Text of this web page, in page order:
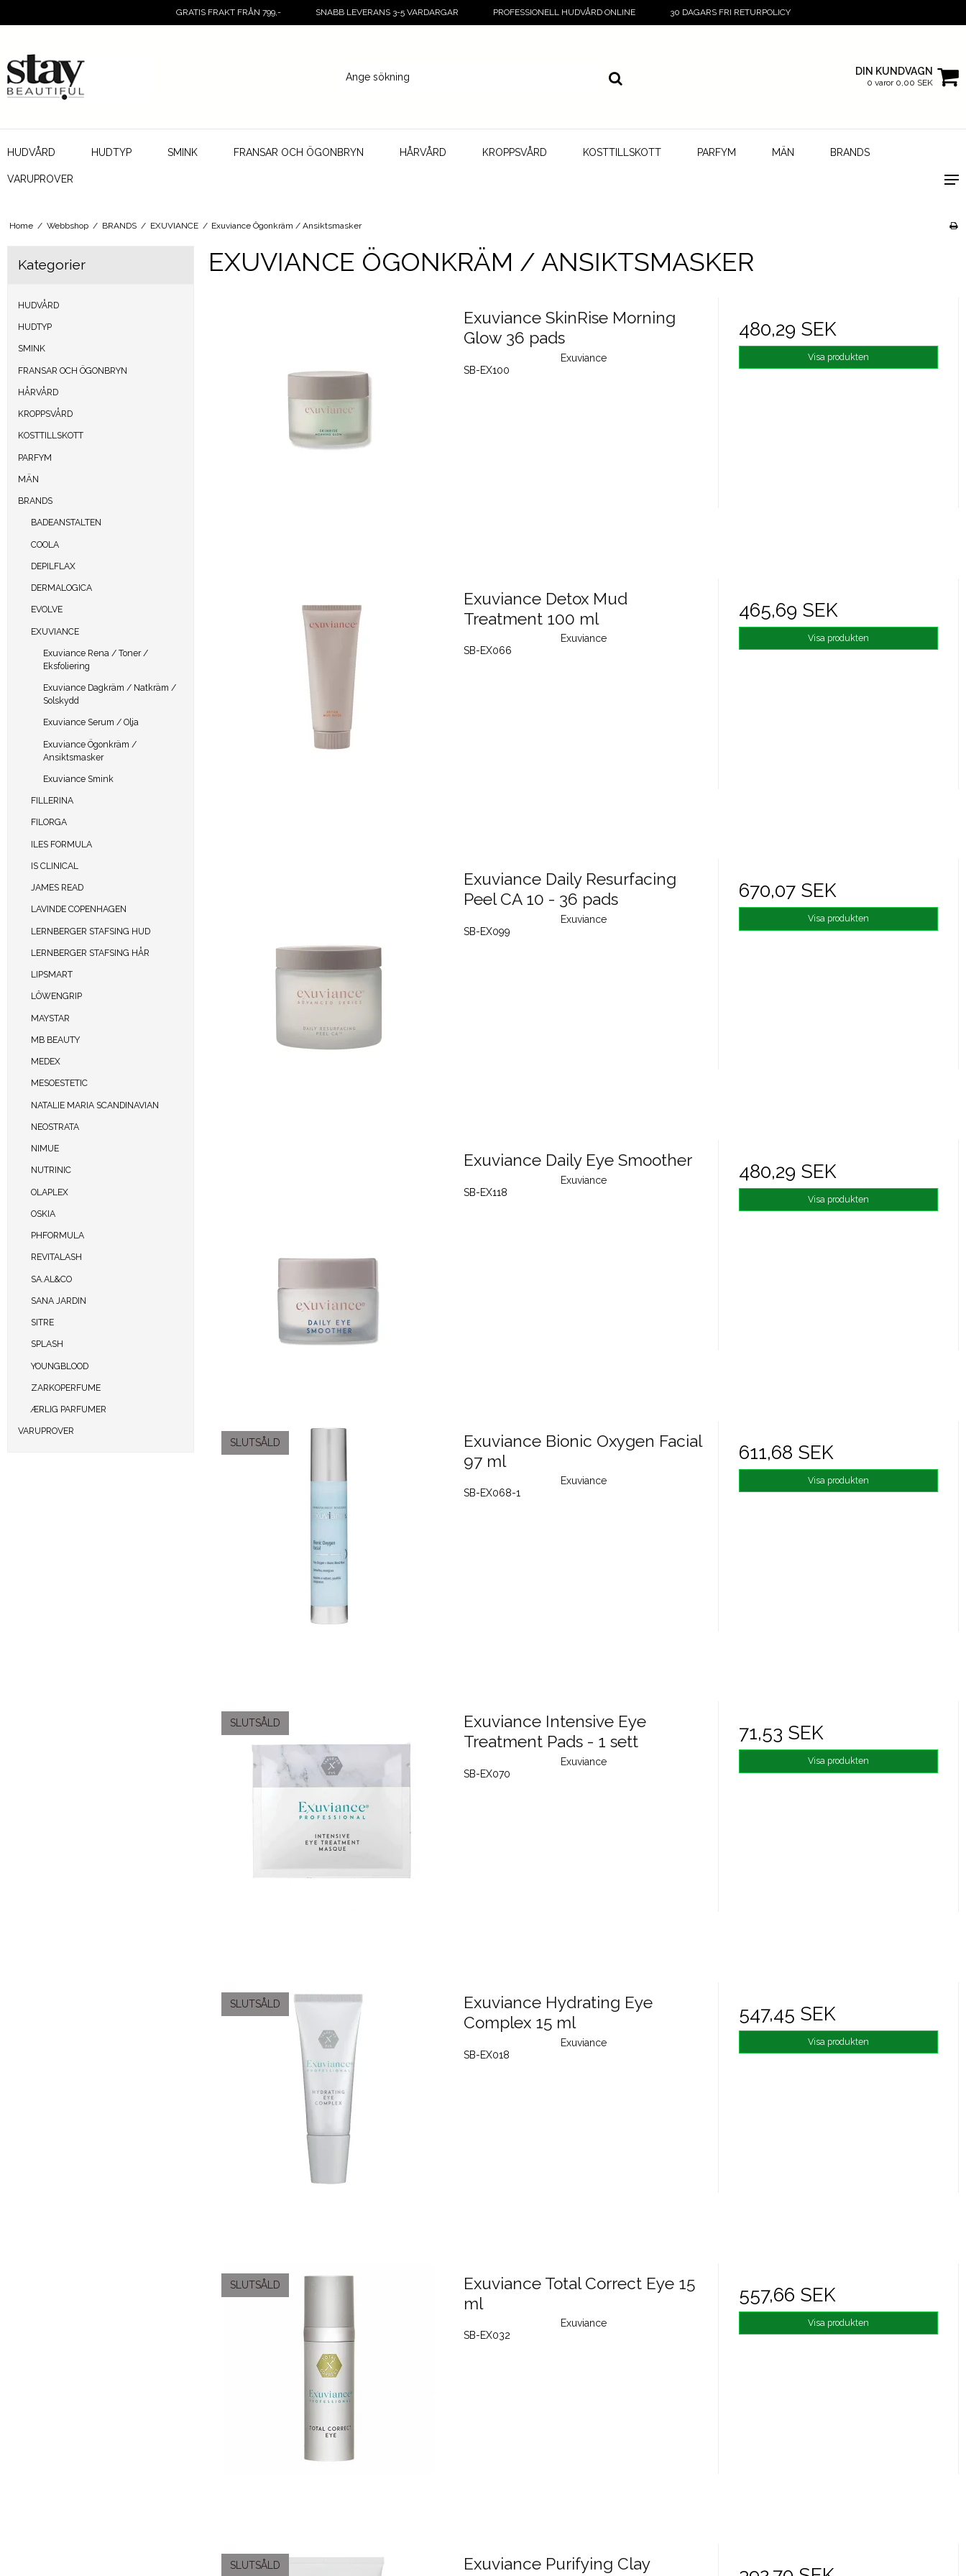
GRATIS FRAKT FRÅN 799,- SNABB LEVERANS 3-5 VARDARGAR PROFESSIONELL HUDVÅRD ONLINE 30 DAGARS FRI RETURPOLICY
DIN KUNDVAGN
0 varor 0,00 SEK
HUDVÅRD HUDTYP SMINK FRANSAR OCH ÖGONBRYN HÅRVÅRD KROPPSVÅRD KOSTTILLSKOTT PARFYM MÄN BRANDS
VARUPROVER
Home / Webbshop / BRANDS / EXUVIANCE / Exuviance Ögonkräm / Ansiktsmasker
Kategorier
HUDVÅRD
HUDTYP
SMINK
FRANSAR OCH ÖGONBRYN
HÅRVÅRD
KROPPSVÅRD
KOSTTILLSKOTT
PARFYM
MÄN
BRANDS
BADEANSTALTEN
COOLA
DEPILFLAX
DERMALOGICA
EVOLVE
EXUVIANCE
Exuviance Rena / Toner /
Eksfoliering
Exuviance Dagkräm / Natkräm /
Solskydd
Exuviance Serum / Olja
Exuviance Ögonkräm /
Ansiktsmasker
Exuviance Smink
FILLERINA
FILORGA
ILES FORMULA
IS CLINICAL
JAMES READ
LAVINDE COPENHAGEN
LERNBERGER STAFSING HUD
LERNBERGER STAFSING HÅR
LIPSMART
LÔWENGRIP
MAYSTAR
MB BEAUTY
MEDEX
MESOESTETIC
NATALIE MARIA SCANDINAVIAN
NEOSTRATA
NIMUE
NUTRINIC
OLAPLEX
OSKIA
PHFORMULA
REVITALASH
SA.AL&CO
SANA JARDIN
SITRE
SPLASH
YOUNGBLOOD
ZARKOPERFUME
ÆRLIG PARFUMER
VARUPROVER
EXUVIANCE ÖGONKRÄM / ANSIKTSMASKER
Exuviance SkinRise Morning
Glow 36 pads
Exuviance
SB-EX100
480,29 SEK
Visa produkten
Exuviance Detox Mud
Treatment 100 ml
Exuviance
SB-EX066
465,69 SEK
Visa produkten
Exuviance Daily Resurfacing
Peel CA 10 - 36 pads
Exuviance
SB-EX099
670,07 SEK
Visa produkten
Exuviance Daily Eye Smoother
Exuviance
SB-EX118
480,29 SEK
Visa produkten
SLUTSÅLD
Exuviance Bionic Oxygen Facial
97 ml
Exuviance
SB-EX068-1
611,68 SEK
Visa produkten
SLUTSÅLD
Exuviance Intensive Eye
Treatment Pads - 1 sett
Exuviance
SB-EX070
71,53 SEK
Visa produkten
SLUTSÅLD
Exuviance Hydrating Eye
Complex 15 ml
Exuviance
SB-EX018
547,45 SEK
Visa produkten
SLUTSÅLD
Exuviance Total Correct Eye 15
ml
Exuviance
SB-EX032
557,66 SEK
Visa produkten
SLUTSÅLD
Exuviance Purifying Clay